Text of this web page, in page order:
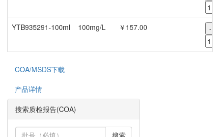
YTB935291-100ml 100mg/L ￥157.00 -
COA/MSDS下载
产品详情
搜索质检报告(COA)
搜索